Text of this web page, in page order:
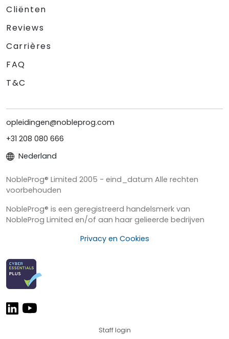
Cliënten
Reviews
Carrières
FAQ
T&C
opleidingen@nobleprog.com
+31 208 080 666
Nederland
NobleProg® Limited 2005 - eind_datum Alle rechten
voorbehouden
NobleProg® is een geregistreerd handelsmerk van
NobleProg Limited en/of aan haar gelieerde bedrijven
Privacy en Cookies
Staff login